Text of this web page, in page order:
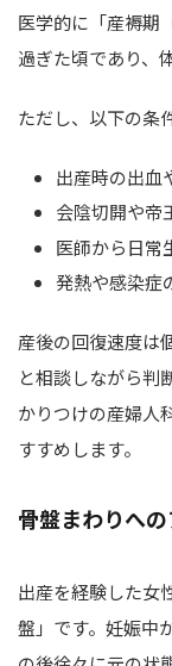
医学的に「産褥期
過ぎた頃であり、
ただし、以下の条
出産時の出血
会陰切開や帝
医師から日常
発熱や感染症
産後の回復速度は
と相談しながら判
かりつけの産婦人
すすめします。
骨盤まわりへ
出産を経験した女
盤」です。妊娠中